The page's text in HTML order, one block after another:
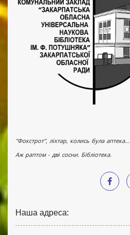
"Фокстрот", ліхтар, колись була аптека...
Аж раптом - дві сосни. Бібліотека.
Наша адреса: